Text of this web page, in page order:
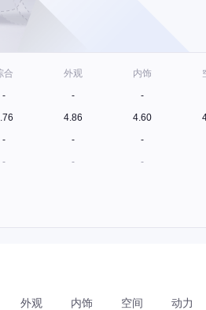
合
-
-
-
外观
-
4.86
-
-
内饰
-
4.60
-
-
外观 内饰 空间 动力